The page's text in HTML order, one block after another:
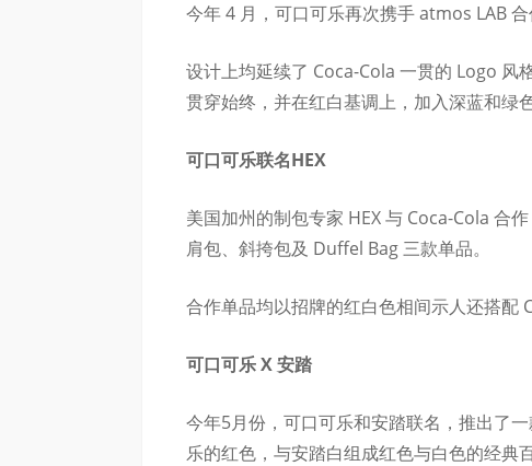
今年 4 月，可口可乐再次携手 atmos LAB
设计上均延续了 Coca-Cola 一贯的 Logo 风
贯穿始终，并在红白基调上，加入深蓝和绿色
可口可乐联名HEX
美国加州的制包专家 HEX 与 Coca-Cola 合
肩包、斜挎包及 Duffel Bag 三款单品。
合作单品均以招牌的红白色相间示人还搭配
可口可乐 X 安踏
今年5月份，可口可乐和安踏联名，推出了
乐的红色，与安踏白组成红色与白色的经典